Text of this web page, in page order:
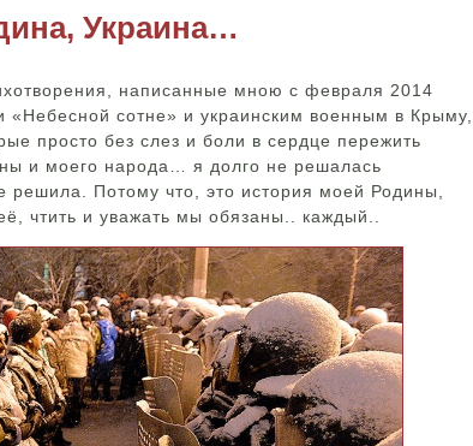
Украина…
написанные мною с февраля 2014
сотне» и украинским военным в Крыму,
просто без слез и боли в сердце пережить
и моего народа… я долго не решалась
решила. Потому что, это история моей Родины,
чтить и уважать мы обязаны.. каждый..